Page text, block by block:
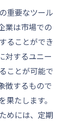
重要なツール
業は市場での
ることができ
対するユニー
ことが可能で
徴するもので
たします。
めには、定期